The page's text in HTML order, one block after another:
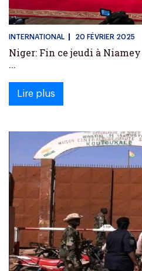
INTERNATIONAL 20 FÉVRIER 2025
Niger: Fin ce jeudi à
...
Lire plus